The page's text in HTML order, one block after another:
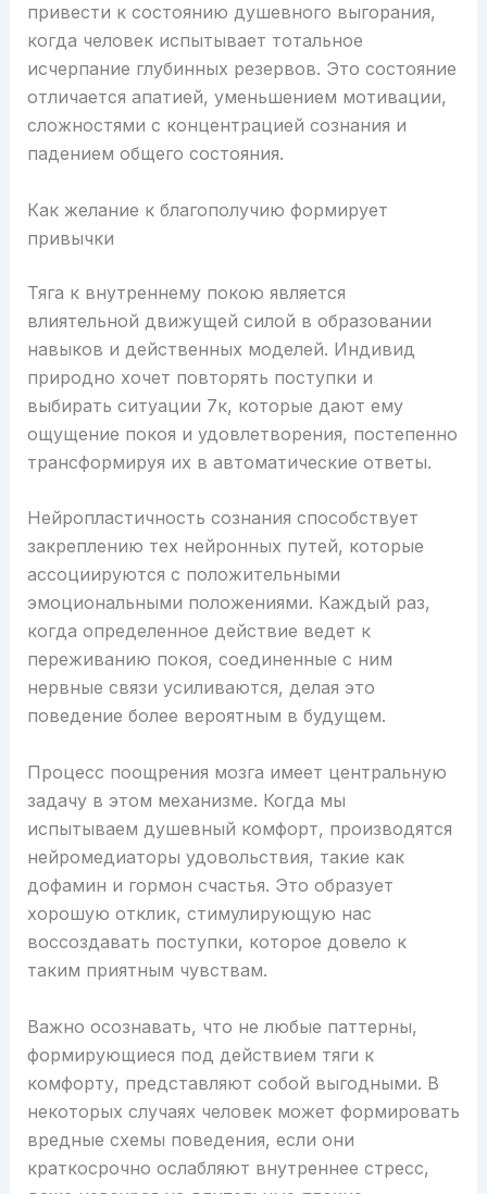
привести к состоянию душевного выгорания,
когда человек испытывает тотальное
исчерпание глубинных резервов. Это состояние
отличается апатией, уменьшением мотивации,
сложностями с концентрацией сознания и
падением общего состояния.
Как желание к благополучию формирует
привычки
Тяга к внутреннему покою является
влиятельной движущей силой в образовании
навыков и действенных моделей. Индивид
природно хочет повторять поступки и
выбирать ситуации 7к, которые дают ему
ощущение покоя и удовлетворения, постепенно
трансформируя их в автоматические ответы.
Нейропластичность сознания способствует
закреплению тех нейронных путей, которые
ассоциируются с положительными
эмоциональными положениями. Каждый раз,
когда определенное действие ведет к
переживанию покоя, соединенные с ним
нервные связи усиливаются, делая это
поведение более вероятным в будущем.
Процесс поощрения мозга имеет центральную
задачу в этом механизме. Когда мы
испытываем душевный комфорт, производятся
нейромедиаторы удовольствия, такие как
дофамин и гормон счастья. Это образует
хорошую отклик, стимулирующую нас
воссоздавать поступки, которое довело к
таким приятным чувствам.
Важно осознавать, что не любые паттерны,
формирующиеся под действием тяги к
комфорту, представляют собой выгодными. В
некоторых случаях человек может формировать
вредные схемы поведения, если они
краткосрочно ослабляют внутреннее стресс,